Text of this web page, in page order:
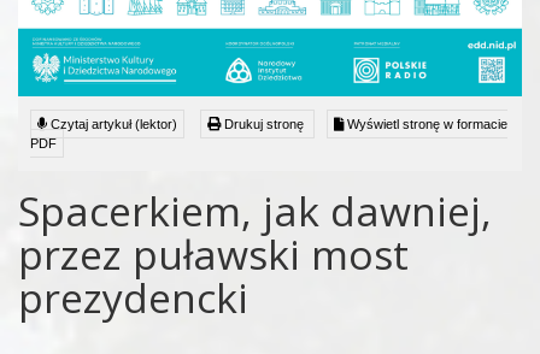
Czytaj artykuł (lektor) Drukuj stronę
Wyświetl stronę w formacie
PDF
Spacerkiem, jak dawniej,
przez puławski most
prezydencki